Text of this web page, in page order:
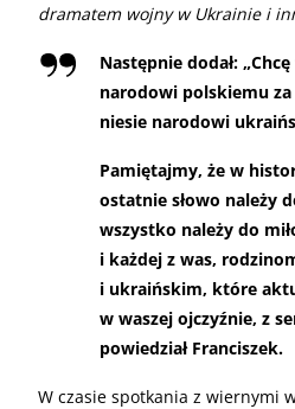
dramatem wojny w Ukrainie i
Następnie dodał:
narodowi polskiemu za
niesie narodowi
Pamiętajmy, że w
ostatnie słowo należy
wszystko należy do
i każdej z was,
i ukraińskim, które
w waszej ojczyźnie, z
powiedział Franciszek.
W czasie spotkania z wiernymi